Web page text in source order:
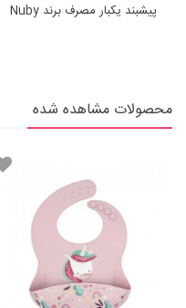
پیشبند یکبار مصرف برند Nuby
محصولات مشاهده شده